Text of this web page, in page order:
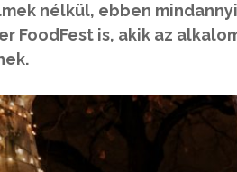
nélkül, ebben
FoodFest is, akik az